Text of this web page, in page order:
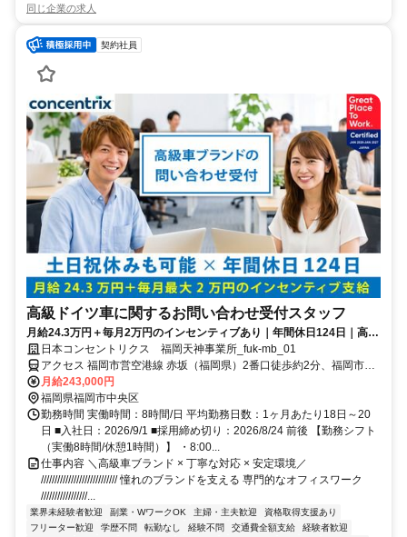
同じ企業の求人
契約社員
高級ドイツ車に関するお問い合わせ受付スタッフ
月給24.3万円＋毎月2万円のインセンティブあり｜年間休日124日｜高級
車ブランドの受付｜電話対応数は1日15～20件程度◎
日本コンセントリクス 福岡天神事業所_fuk-mb_01
アクセス 福岡市営空港線 赤坂（福岡県）2番口徒歩約2分、福岡市営
空港線 天神3番口徒歩約11分、西鉄天神大牟田線 西鉄福岡(天神)ソラ
リア口徒歩約12分 赤坂駅より徒歩5分
月給243,000円
福岡県福岡市中央区
勤務時間 実働時間：8時間/日 平均勤務日数：1ヶ月あたり18日～20
日 ■入社日：2026/9/1 ■採用締め切り：2026/8/24 前後 【勤務シフト
（実働8時間/休憩1時間）】 ・8:00...
仕事内容 ＼高級車ブランド × 丁寧な対応 × 安定環境／
//////////////////////////// 憧れのブランドを支える 専門的なオフィスワーク
/////////////////...
業界未経験者歓迎 副業・WワークOK 主婦・主夫歓迎
資格取得支援あり
フリーター歓迎
学歴不問 転勤なし 経験不問 交通費全額支給
経験者歓迎